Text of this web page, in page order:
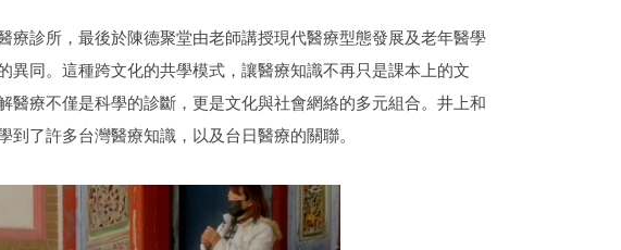
診所，最後於陳德聚堂由老師講授現代醫療型態發展及老年醫學
同。這種跨文化的共學模式，讓醫療知識不再只是課本上的文
療不僅是科學的診斷，更是文化與社會網絡的多元組合。井上和
了許多台灣醫療知識，以及台日醫療的關聯。